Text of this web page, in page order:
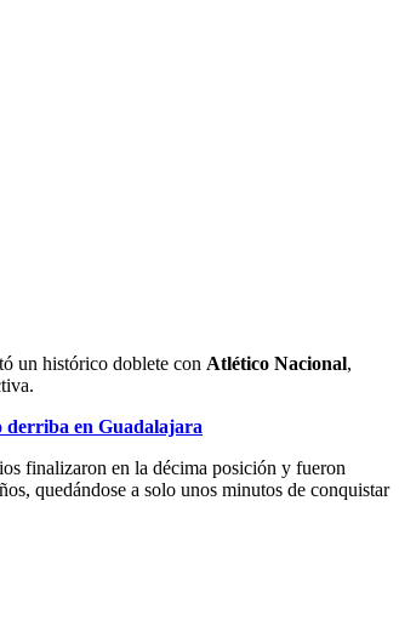
un histórico doblete con Atlético Nacional,
derriba en Guadalajara
finalizaron en la décima posición y fueron
quedándose a solo unos minutos de conquistar